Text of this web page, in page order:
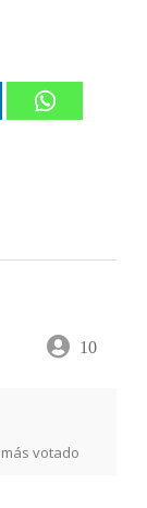
10
votado